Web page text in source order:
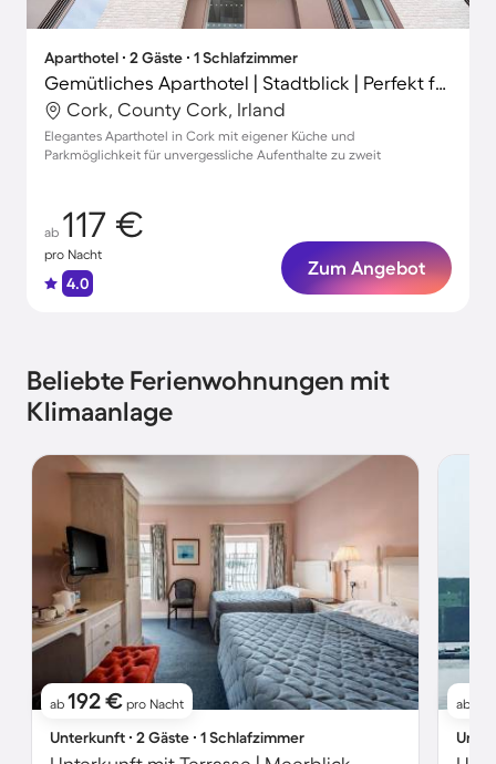
Aparthotel ∙ 2 Gäste ∙ 1 Schlafzimmer
Gemütliches Aparthotel | Stadtblick | Perfekt für die Arbeit von Zuhause
Cork, County Cork, Irland
Elegantes Aparthotel in Cork mit eigener Küche und
Parkmöglichkeit für unvergessliche Aufenthalte zu zweit
ab 117 €
pro Nacht
4.0
Zum Angebot
Beliebte Ferienwohnungen mit
Klimaanlage
ab 192 € pro Nacht
Unterkunft ∙ 2 Gäste ∙ 1 Schlafzimmer
ab